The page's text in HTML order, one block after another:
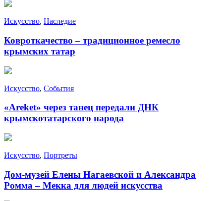
Искусство, Наследие
Ковроткачество – традиционное ремесло
крымских татар
Искусство, События
«Areket» через танец передали ДНК
крымскотатарского народа
Искусство, Портреты
Дом-музей Елены Нагаевской и Александра
Ромма – Мекка для людей искусства